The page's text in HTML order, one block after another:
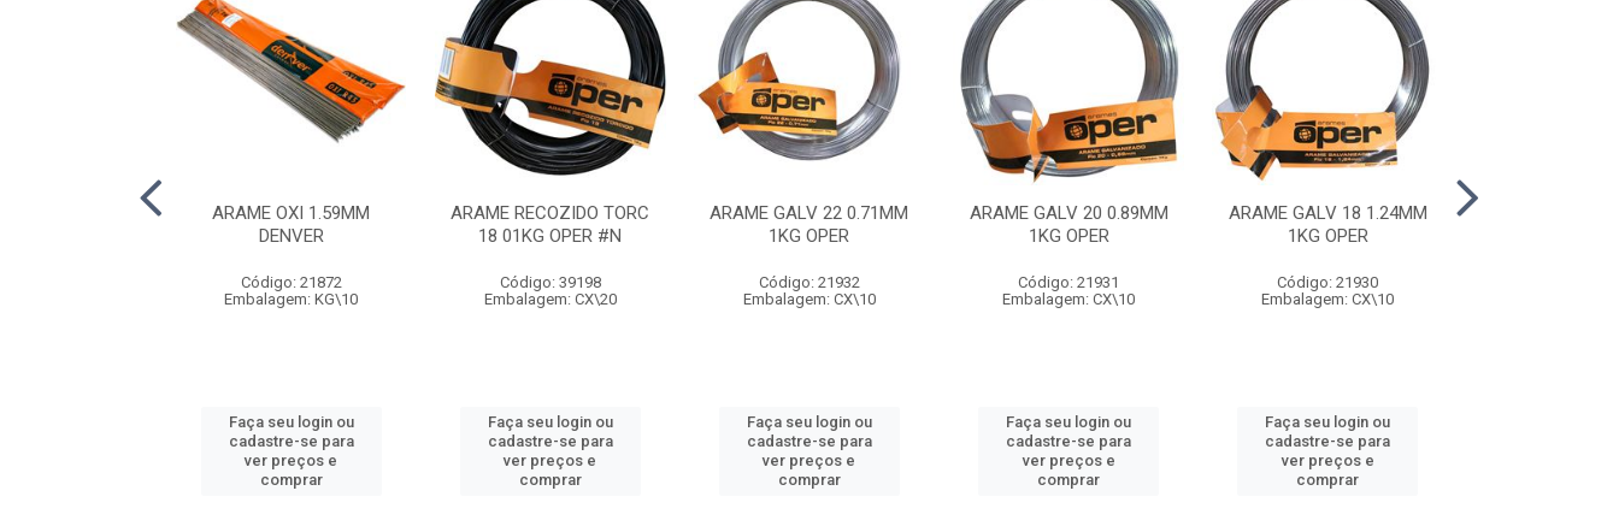
ARAME OXI 1.59MM
DENVER
Código: 21872
Embalagem: KG\10
Faça seu login ou
cadastre-se para
ver preços e
comprar
ARAME RECOZIDO TORC
18 01KG OPER #N
Código: 39198
Embalagem: CX\20
Faça seu login ou
cadastre-se para
ver preços e
comprar
ARAME GALV 22 0.71MM
1KG OPER
Código: 21932
Embalagem: CX\10
Faça seu login ou
cadastre-se para
ver preços e
comprar
ARAME GALV 20 0.89MM
1KG OPER
Código: 21931
Embalagem: CX\10
Faça seu login ou
cadastre-se para
ver preços e
comprar
ARAME GALV 18 1.24MM
1KG OPER
Código: 21930
Embalagem: CX\10
Faça seu login ou
cadastre-se para
ver preços e
comprar